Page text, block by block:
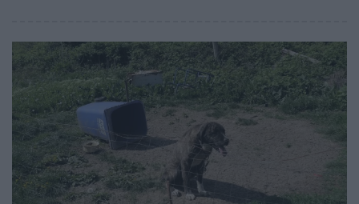
azonban sosem volt szabad levegőn, ketrecekbe,
szobákba zárva, saját ürülékükben élték napjaikat. Eljárás
indult a nő ellen.